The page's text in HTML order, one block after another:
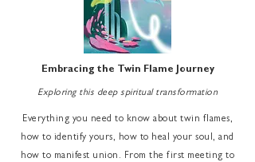
Embracing the Twin Flame Journey
Exploring this deep spiritual transformation
Everything you need to know about twin flames,
how to identify yours, how to heal your soul, and
how to manifest union. From the first meeting to